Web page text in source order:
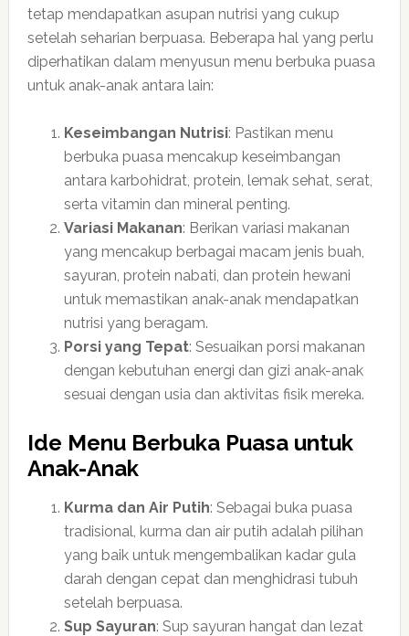
tetap mendapatkan asupan nutrisi yang cukup
setelah seharian berpuasa. Beberapa hal yang perlu
diperhatikan dalam menyusun menu berbuka puasa
untuk anak-anak antara lain:
Keseimbangan Nutrisi: Pastikan menu
berbuka puasa mencakup keseimbangan
antara karbohidrat, protein, lemak sehat, serat,
serta vitamin dan mineral penting.
Variasi Makanan: Berikan variasi makanan
yang mencakup berbagai macam jenis buah,
sayuran, protein nabati, dan protein hewani
untuk memastikan anak-anak mendapatkan
nutrisi yang beragam.
Porsi yang Tepat: Sesuaikan porsi makanan
dengan kebutuhan energi dan gizi anak-anak
sesuai dengan usia dan aktivitas fisik mereka.
Ide Menu Berbuka Puasa untuk
Anak-Anak
Kurma dan Air Putih: Sebagai buka puasa
tradisional, kurma dan air putih adalah pilihan
yang baik untuk mengembalikan kadar gula
darah dengan cepat dan menghidrasi tubuh
setelah berpuasa.
Sup Sayuran: Sup sayuran hangat dan lezat